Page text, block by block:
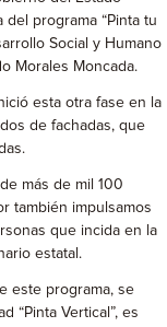
programa “Pinta tu
Social y Humano
Morales Moncada.
esta otra fase en la
de fachadas, que
más de mil 100
también impulsamos
que incida en la
estatal.
este programa, se
“Pinta Vertical”, es